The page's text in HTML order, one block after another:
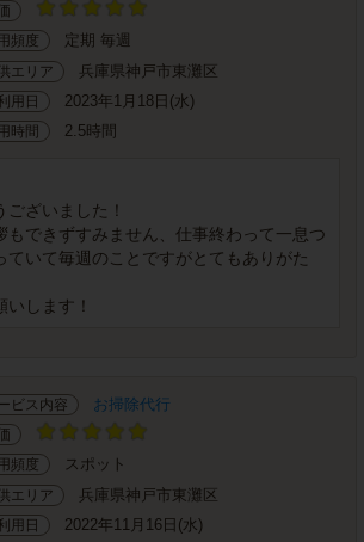
頻度
定期 毎週
エリア 兵庫県神戸市東灘区
用日 2023年1月18日(水)
時間 2.5時間
ざいました！
もできずすみません、仕事終わって一息つ
ていて毎週のことですがとてもありがた
いします！
ビス内容 お掃除代行
頻度
スポット
エリア 兵庫県神戸市東灘区
用日 2022年11月16日(水)